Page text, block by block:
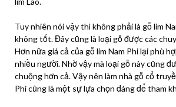
Tuy nhiên nói vậy thì không phải là gỗ lim
không tốt. Đây cũng là loại gỗ được các
Hơn nữa giá cả của gỗ lim Nam Phi lại phù
nhiều người. Nhờ vậy mà loại gỗ này cũng
chuộng hơn cả. Vậy nên làm nhà gỗ cổ
Phi cũng là một sự lựa chọn đáng để tham